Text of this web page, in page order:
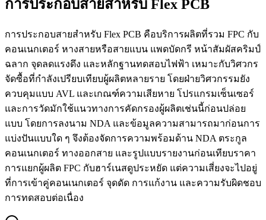
การประกอบสายสำหรับ Flex PCB
การประกอบสายสำหรับ Flex PCB คือบริการผลิตที่รวม FPC กับ
คอนเนกเตอร์ หางสายหรือสายแบน แพดบัดกรี หน้าสัมผัสคริมป์
ฉลาก จุดลดแรงดึง และหลักฐานทดสอบไฟฟ้า เหมาะกับวิศวกร
จัดซื้อที่กำลังเปรียบเทียบผู้ผลิตหลายราย โดยฝ่ายวิศวกรรมยัง
ควบคุมแบบ AVL และเกณฑ์ความเสียหาย โปรแกรมเซ็นเซอร์
และการวัดมักใช้แนวทางการคัดกรองผู้ผลิตเช่นนี้ก่อนปล่อย
แบบ โดยการลงนาม NDA และข้อมูลความสามารถมาก่อนการ
แบ่งปันแบบใด ๆ จึงต้องจัดการความพร้อมด้าน NDA ตระกูล
คอนเนกเตอร์ ทางออกสาย และรูปแบบรายงานก่อนเทียบราคา
การแยกผู้ผลิต FPC กับฮาร์เนสดูประหยัด แต่ความเสี่ยงจะไปอยู่
ที่การเข้าคู่คอนเนกเตอร์ จุดดัด การแก้งาน และความรับผิดชอบ
การทดสอบต่อเนื่อง